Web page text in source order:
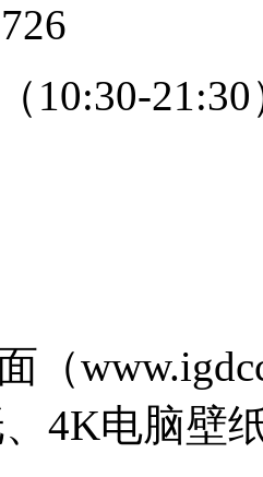
10:30-21:30
（
4K电脑壁